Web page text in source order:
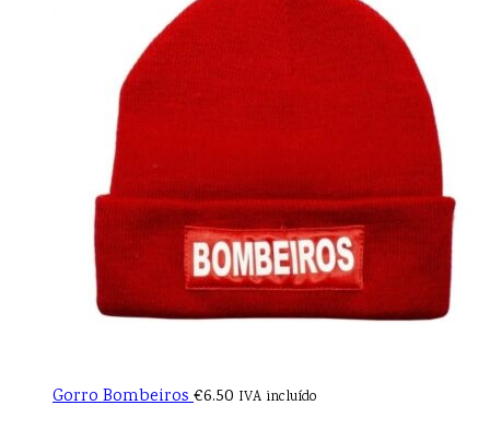
Gorro Bombeiros€6.50 IVA incluído